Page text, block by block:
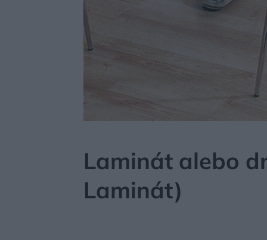
Laminát alebo
Laminát)